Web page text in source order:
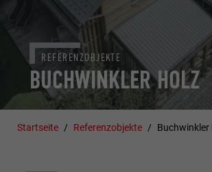
BUCHWINKLER HOLZ
REFERENZOBJEKTE
Startseite Referenzobjekte Buchwinkler